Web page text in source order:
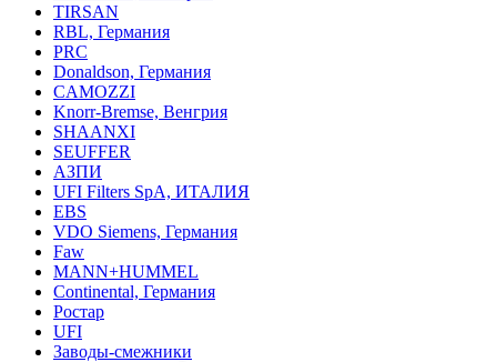
TIRSAN
RBL, Германия
PRC
Donaldson, Германия
CAMOZZI
Knorr-Bremse, Венгрия
SHAANXI
SEUFFER
АЗПИ
UFI Filters SpA, ИТАЛИЯ
EBS
VDO Siemens, Германия
Faw
MANN+HUMMEL
Continental, Германия
Ростар
UFI
Заводы-смежники